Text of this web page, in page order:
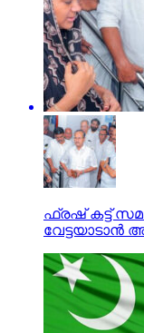
ഫ്രഷ് കട്ട്
വേട്ടയാടാന്‍